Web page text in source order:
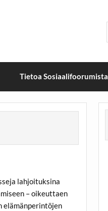
Tietoa Sosiaalifoorumista
lahjoituksina
– oikeuttaen
elämänperintöjen